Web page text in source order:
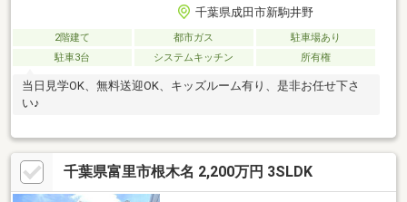
千葉県成田市新駒井野
2階建て 都市ガス
駐車場あり
駐車3台
システムキッチン 所有権
当日見学OK、無料送迎OK、キッズルーム有り、是非お任せ下さ
い♪
千葉県富里市根木名 2,200万円 3SLDK